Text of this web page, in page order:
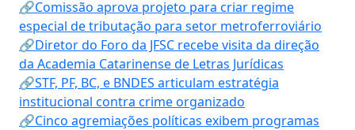
🔗Comissão aprova projeto para criar regime
especial de tributação para setor metroferroviário
🔗Diretor do Foro da JFSC recebe visita da direção
da Academia Catarinense de Letras Jurídicas
🔗STF, PF, BC, e BNDES articulam estratégia
institucional contra crime organizado
🔗Cinco agremiações políticas exibem programas